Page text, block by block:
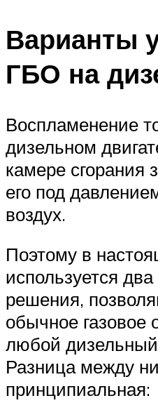
Варианты
ГБО на
Воспламенение
дизельном
камере сгорания
его под
воздух.
Поэтому в
используется
решения,
обычное газовое
любой дизельный
Разница между
принципиальная: